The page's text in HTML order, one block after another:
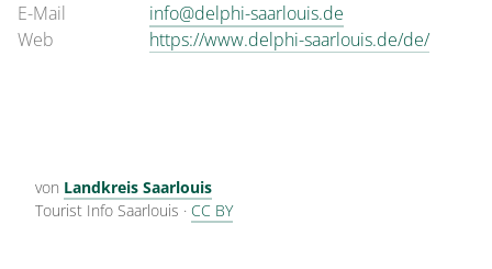
E-Mail
info@delphi-saarlouis.de
Web
https://www.delphi-saarlouis.de/de/
von Landkreis Saarlouis
Tourist Info Saarlouis · CC BY